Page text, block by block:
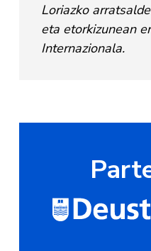
Loriazko
eta etorkizunean
Internazionala.